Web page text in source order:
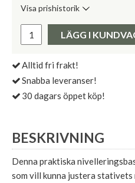
Visa prishistorik
LÄGG I
Alltid fri frakt!
Snabba leveranser!
30 dagars öppet köp!
BESKRIVNING
Denna praktiska
som vill kunna justera stativets